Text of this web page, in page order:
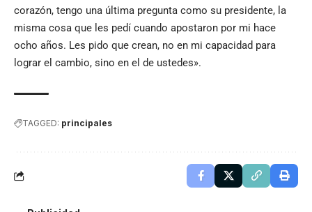
corazón, tengo una última pregunta como su presidente, la
misma cosa que les pedí cuando apostaron por mi hace
ocho años. Les pido que crean, no en mi capacidad para
lograr el cambio, sino en el de ustedes».
TAGGED: principales